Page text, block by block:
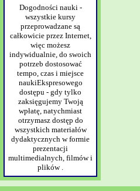
Dogodności nauki -
wszystkie kursy
przeprowadzane są
całkowicie przez Internet,
więc możesz
indywidualnie, do swoich
potrzeb dostosować
tempo, czas i miejsce
naukiEkspresowego
dostępu - gdy tylko
zaksięgujemy Twoją
wpłatę, natychmiast
otrzymasz dostęp do
wszystkich materiałów
dydaktycznych w formie
prezentacji
multimedialnych, filmów i
plików .